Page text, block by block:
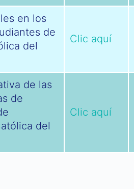
en los
de
del
Clic aquí
de las
de
del
Clic aquí